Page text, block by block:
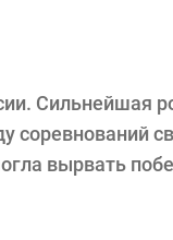
Сильнейшая
соревнований
вырвать